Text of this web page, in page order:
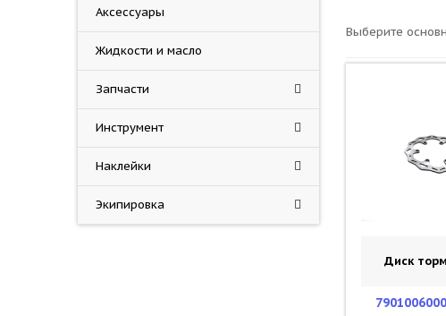
Выберите
Диск
Аксессуары
Жидкости и масло
Запчасти
Инструмент
Наклейки
Экипировка